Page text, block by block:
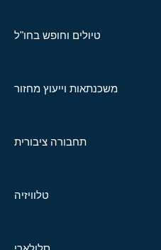
טיולים וחופש בחו"ל
משכנתאות וייעוץ מחזור
תחבורה ציבורית
טלוויזיה